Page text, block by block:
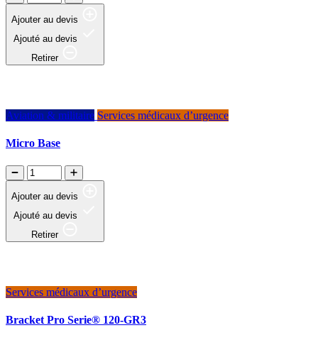
Ajouter au devis
Ajouté au devis
Retirer
Aviation & militaire Services médicaux d’urgence
Micro Base
Ajouter au devis
Ajouté au devis
Retirer
Services médicaux d’urgence
Bracket Pro Serie® 120-GR3